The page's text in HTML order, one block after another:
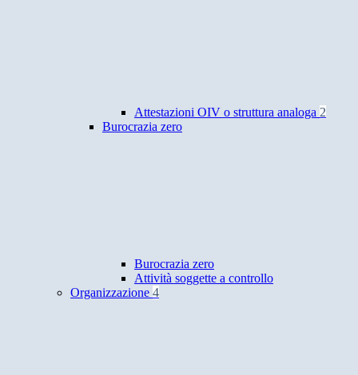
Attestazioni OIV o struttura analoga 2
Burocrazia zero
Burocrazia zero
Attività soggette a controllo
Organizzazione 4